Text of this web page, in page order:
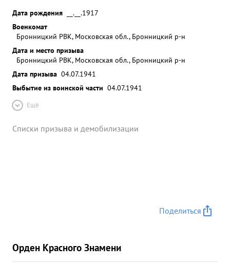
Дата рождения
__.__.1917
Военкомат
Бронницкий РВК, Московская обл., Бронницкий р-н
Дата и место призыва
Бронницкий РВК, Московская обл., Бронницкий р-н
Дата призыва 04.07.1941
Выбытие из воинской части 04.07.1941
Ещё
Списки призыва и демобилизации
Поделиться
Орден Красного Знамени